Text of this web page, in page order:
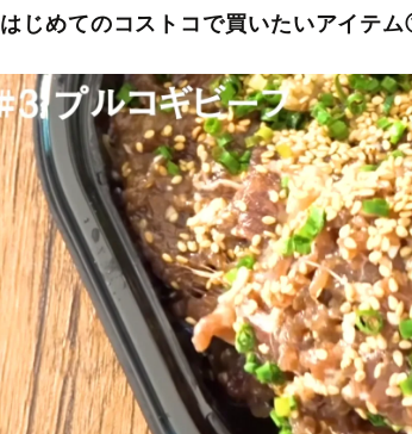
はじめてのコストコで買いたいアイテ